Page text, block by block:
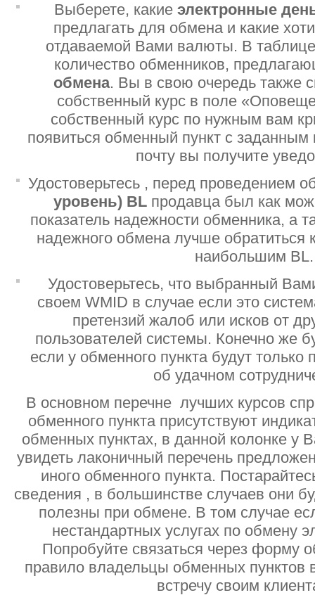
Выберете, какие электронные
предлагать для обмена и какие
отдаваемой Вами валюты. В таблице
количество обменников,
обмена. Вы в свою очередь также
собственный курс в поле
собственный курс по нужным вам
появиться обменный пункт с заданным
почту вы получите
Удостоверьтесь , перед проведением
уровень) BL продавца был как
показатель надежности обменника, а
надежного обмена лучше
наибольшим BL.
Удостоверьтесь, что выбранный
своем WMID в случае если это
претензий жалоб или исков от
пользователей системы. Конечно же
если у обменного пункта будут
об удачном
В основном перечне лучших курсов
обменного пункта присутствуют
обменных пунктах, в данной колонке у
увидеть лаконичный перечень
иного обменного пункта.
сведения , в большинстве случаев они
полезны при обмене. В том случае
нестандартных услугах по обмену
Попробуйте связаться через форму
правило владельцы обменных пунктов
встречу своим